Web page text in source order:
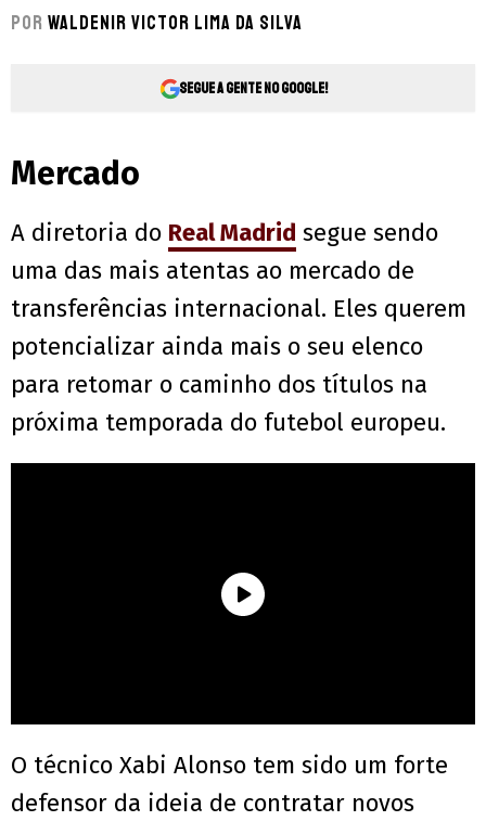
Por Waldenir Victor Lima Da Silva
Segue a gente no Google!
Mercado
A diretoria do Real Madrid segue sendo
uma das mais atentas ao mercado de
transferências internacional. Eles querem
potencializar ainda mais o seu elenco
para retomar o caminho dos títulos na
próxima temporada do futebol europeu.
O técnico Xabi Alonso tem sido um forte
defensor da ideia de contratar novos